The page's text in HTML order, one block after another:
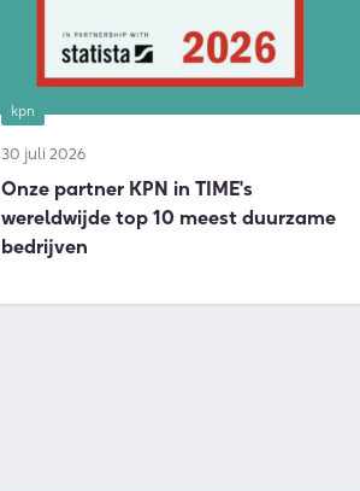
kpn
30 juli 2026
Onze partner KPN in TIME's
wereldwijde top 10 meest duurzame
bedrijven